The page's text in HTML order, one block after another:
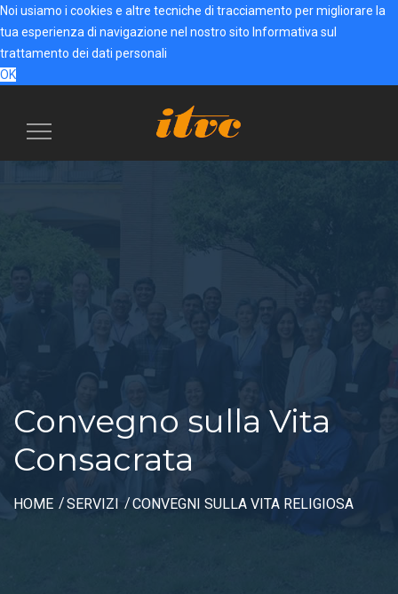
Noi usiamo i cookies e altre tecniche di tracciamento per migliorare la
tua esperienza di navigazione nel nostro sito Informativa sul
trattamento dei dati personali
OK
Menu
Convegno sulla Vita
Consacrata
HOME SERVIZI CONVEGNI SULLA VITA RELIGIOSA